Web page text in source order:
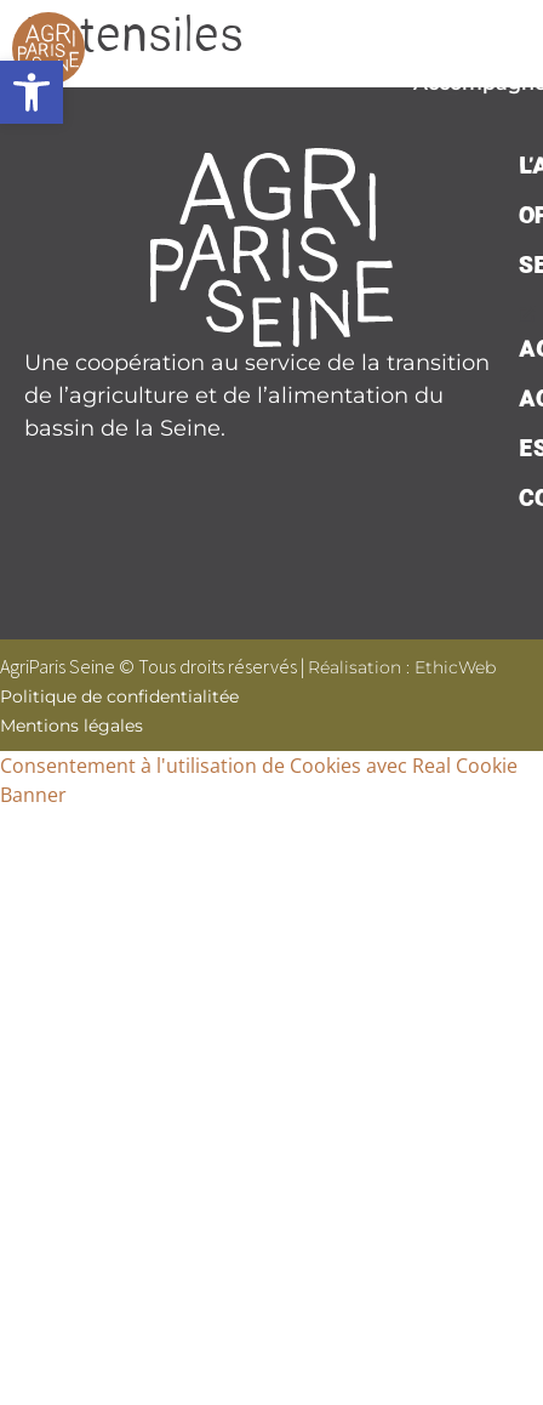
Ouvrir la barre d’outils
principal
Ustensiles
Une coopération au service de la transition
de l’agriculture et de l’alimentation du
bassin de la Seine.
AgriParis Seine © Tous droits réservés | Réalisation : EthicWeb
Mentions légales
Politique de confidentialitée
Consentement à l'utilisation de Cookies avec Real Cookie
Banner